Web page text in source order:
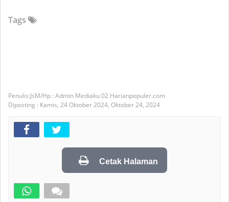
Tags
JsM/Hp : Admin Mediaku 02 Harianpopuler.com
Diposting : Kamis, 24 Oktober 2024, Oktober 24, 2024
Cetak Halaman